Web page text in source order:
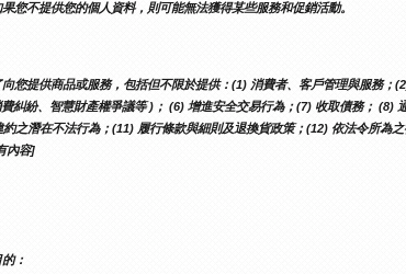
您不提供您的個人資料，則可能無法獲得某些服務和促銷活動。
您提供商品或服務，包括但不限於提供：(1) 消費者、客戶管理與服務
糾紛、智慧財產權爭議等 )； (6) 增進安全交易行為；(7) 收取債務；
之潛在不法行為；(11) 履行條款與細則及退換貨政策；(12) 依法令所為
內容]
：